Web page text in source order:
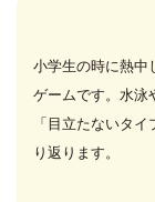
小学生の時に熱中
ゲームです。水泳
「目立たないタ
り返ります。